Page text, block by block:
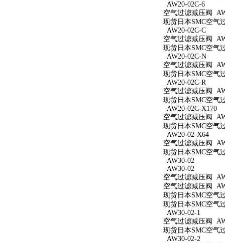
AW20-02C-6
空气过滤减压阀
现货日本SMC空气
AW20-02C-C
空气过滤减压阀
现货日本SMC空气
AW20-02C-N
空气过滤减压阀
现货日本SMC空气
AW20-02C-R
空气过滤减压阀
现货日本SMC空气
AW20-02C-X170
空气过滤减压阀
现货日本SMC空气
AW20-02-X64
空气过滤减压阀
现货日本SMC空气
AW30-02
AW30-02
空气过滤减压阀
空气过滤减压阀
现货日本SMC空气
现货日本SMC空气
AW30-02-1
空气过滤减压阀
现货日本SMC空气
AW30-02-2